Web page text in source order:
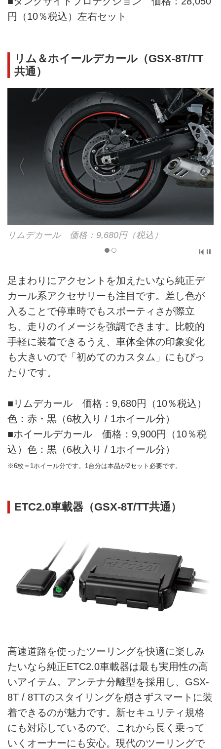
円（10％税込）左右セット
リム＆ホイールデカール（GSX-8T/TT
共通）
リムデカール 価格：9,680円（税込）
足まわりにアクセントを加えたいなら純正デ
カール系アクセサリーも注目です。差し色が
入ることで停車時でもスポーティさが際立
ち、走りのイメージを強調できます。比較的
手軽に装着できるうえ、車体全体の印象変化
も大きいので「初めてのカスタム」にもぴっ
たりです。
■リムデカール 価格：9,680円（10％税込）
色：赤・黒（6枚入り / 1ホイール分）
■ホイールデカール 価格：9,900円（10％税
込）色：黒（6枚入り / 1ホイール分）
※6枚＝1ホイール分です。1台分は本品が2セット必要です。
ETC2.0車載器（GSX-8T/TT共通）
高速道路を使ったツーリングを快適に楽しみ
たいなら純正ETC2.0車載器は最も実用性の高
いアイテム。アンテナ分離型を採用し、GSX-
8T / 8TTのスタイリングを崩さずスマートに装
着できるのが魅力です。新セキュリティ規格
にも対応しているので、これから長く乗って
いくオーナーにも安心。現代のツーリングで